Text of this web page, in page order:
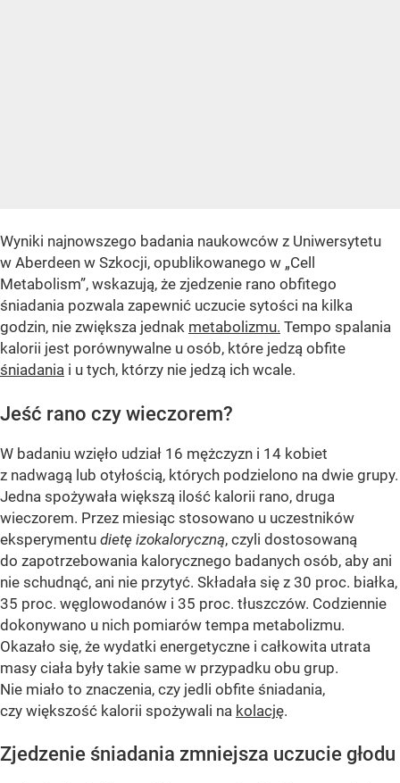
Wyniki najnowszego badania naukowców z Uniwersytetu
w Aberdeen w Szkocji, opublikowanego w „Cell
Metabolism”, wskazują, że zjedzenie rano obfitego
śniadania pozwala zapewnić uczucie sytości na kilka
godzin, nie zwiększa jednak metabolizmu. Tempo spalania
kalorii jest porównywalne u osób, które jedzą obfite
śniadania i u tych, którzy nie jedzą ich wcale.
Jeść rano czy wieczorem?
W badaniu wzięło udział 16 mężczyzn i 14 kobiet
z nadwagą lub otyłością, których podzielono na dwie grupy.
Jedna spożywała większą ilość kalorii rano, druga
wieczorem. Przez miesiąc stosowano u uczestników
eksperymentu dietę izokaloryczną, czyli dostosowaną
do zapotrzebowania kalorycznego badanych osób, aby ani
nie schudnąć, ani nie przytyć. Składała się z 30 proc. białka,
35 proc. węglowodanów i 35 proc. tłuszczów. Codziennie
dokonywano u nich pomiarów tempa metabolizmu.
Okazało się, że wydatki energetyczne i całkowita utrata
masy ciała były takie same w przypadku obu grup.
Nie miało to znaczenia, czy jedli obfite śniadania,
czy większość kalorii spożywali na kolację.
Zjedzenie śniadania zmniejsza uczucie głodu